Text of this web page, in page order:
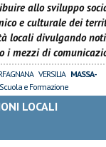
allo sviluppo
e culturale dei
locali divulgando
i mezzi di
VERSILIA MASSA-
e Formazione
LOCALI